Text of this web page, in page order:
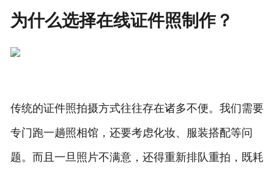
为什么选择在线证件照制作？
传统的证件照拍摄方式往往存在诸多不便。我们需要
专门跑一趟照相馆，还要考虑化妆、服装搭配等问
题。而且一旦照片不满意，还得重新排队重拍，既耗